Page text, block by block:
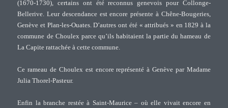
(1670-1730), certains ont été reconnus genevois pour Collonge-
Bellerive. Leur descendance est encore présente à Chêne-Bougeries,
Genève et Plan-les-Ouates. D’autres ont été « attribués » en 1829 à la
commune de Choulex parce qu’ils habitaient la partie du hameau de
La Capite rattachée à cette commune.
Ce rameau de Choulex est encore représenté à Genève par Madame
Julia Thorel-Pasteur.
Enfin la branche restée à Saint-Maurice – où elle vivait encore en